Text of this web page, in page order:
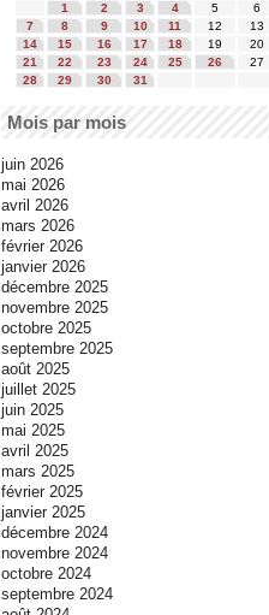
1
2 3 4 5
6
7
8 9 10 11 12
13
14
15 16 17 18 19
20
21
22 23 24 25 26
27
28
29 30 31
Mois par mois
juin 2026
mai 2026
avril 2026
mars 2026
février 2026
janvier 2026
décembre 2025
novembre 2025
octobre 2025
septembre 2025
août 2025
juillet 2025
juin 2025
mai 2025
avril 2025
mars 2025
février 2025
janvier 2025
décembre 2024
novembre 2024
octobre 2024
septembre 2024